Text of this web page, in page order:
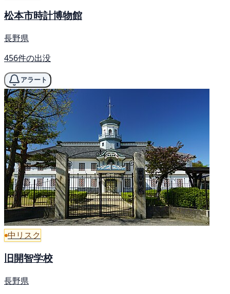
松本市時計博物館
長野県
456件の出没
アラート
中リスク
旧開智学校
長野県